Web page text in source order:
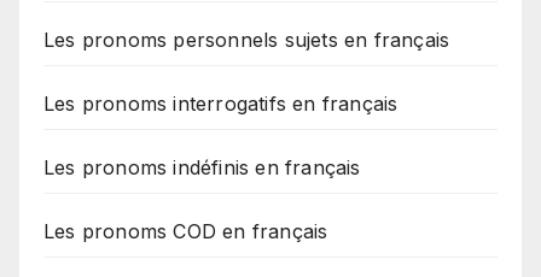
Les pronoms personnels sujets en français
Les pronoms interrogatifs en français
Les pronoms indéfinis en français
Les pronoms COD en français